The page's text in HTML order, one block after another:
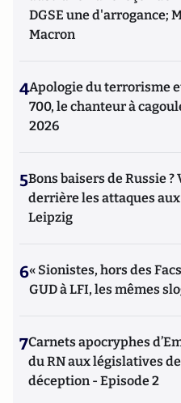
DGSE une d'arrogance;
Macron
4Apologie du terrorisme
700, le chanteur à
2026
5Bons baisers de Russie ?
derrière les attaques
Leipzig
6« Sionistes, hors des
GUD à LFI, les mêmes
7Carnets apocryphes
du RN aux législatives
déception - Episode 2